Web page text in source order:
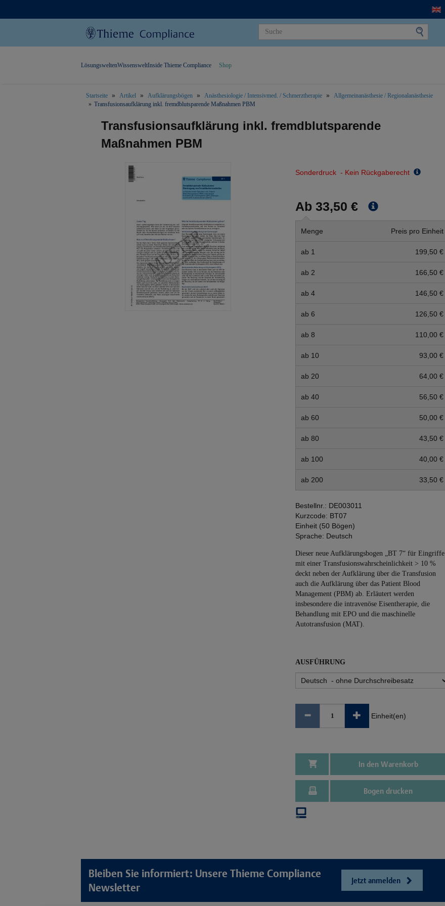
LösungsweltenWissensweltInside Thieme Compliance Shop
Startseite Artikel Aufklärungsbögen Anästhesiologie / Intensivmed. / Schmerztherapie
Allgemeinanästhesie / Regionalanästhesie
Transfusionsaufklärung inkl. fremdblutsparende Maßnahmen PBM
Transfusionsaufklärung inkl. fremdblutsparende
Maßnahmen PBM
Sonderdruck - Kein Rückgaberecht
Ab 33,50 €
Menge Preis pro Einheit
ab 1 199,50 €
ab 2 166,50 €
ab 4 146,50 €
ab 6 126,50 €
ab 8 110,00 €
ab 10 93,00 €
ab 20 64,00 €
ab 40 56,50 €
ab 60 50,00 €
ab 80 43,50 €
ab 100 40,00 €
ab 200 33,50 €
Bestellnr.: DE003011
Kurzcode: BT07
Einheit (50 Bögen)
Sprache: Deutsch
Dieser neue Aufklärungsbogen „BT 7“ für Eingriffe
mit einer Transfusionswahrscheinlichkeit > 10 %
deckt neben der Aufklärung über die Transfusion
auch die Aufklärung über das Patient Blood
Management (PBM) ab. Erläutert werden
insbesondere die intravenöse Eisentherapie, die
Behandlung mit EPO und die maschinelle
Autotransfusion (MAT).
AUSFÜHRUNG
Einheit(en)
In den Warenkorb
Bogen drucken
Bleiben Sie informiert: Unsere Thieme Compliance
Newsletter
Jetzt anmelden